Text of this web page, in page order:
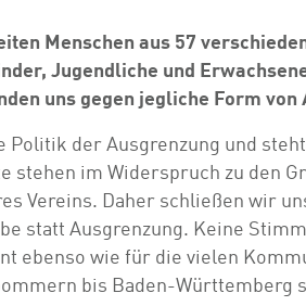
Menschen aus 57
Jugendliche und
uns gegen jegliche Form
Politik der Ausgrenzung und
stehen im Widerspruch zu den
Vereins. Daher schließen wir
statt Ausgrenzung. Keine
ebenso wie für die vielen
bis Baden-Württemberg